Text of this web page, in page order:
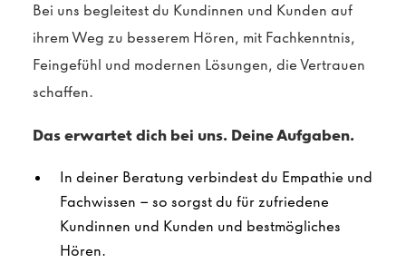
Bei uns begleitest du Kundinnen und Kunden auf
ihrem Weg zu besserem Hören, mit Fachkenntnis,
Feingefühl und modernen Lösungen, die Vertrauen
schaffen.
Das erwartet dich bei uns. Deine Aufgaben.
In deiner Beratung verbindest du Empathie und
Fachwissen – so sorgst du für zufriedene
Kundinnen und Kunden und bestmögliches
Hören.